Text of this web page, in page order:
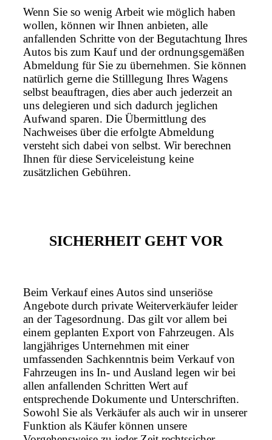
Wenn Sie so wenig Arbeit wie möglich haben
wollen, können wir Ihnen anbieten, alle
anfallenden Schritte von der Begutachtung Ihres
Autos bis zum Kauf und der ordnungsgemäßen
Abmeldung für Sie zu übernehmen. Sie können
natürlich gerne die Stilllegung Ihres Wagens
selbst beauftragen, dies aber auch jederzeit an
uns delegieren und sich dadurch jeglichen
Aufwand sparen. Die Übermittlung des
Nachweises über die erfolgte Abmeldung
versteht sich dabei von selbst. Wir berechnen
Ihnen für diese Serviceleistung keine
zusätzlichen Gebühren.
SICHERHEIT GEHT VOR
Beim Verkauf eines Autos sind unseriöse
Angebote durch private Weiterverkäufer leider
an der Tagesordnung. Das gilt vor allem bei
einem geplanten Export von Fahrzeugen. Als
langjähriges Unternehmen mit einer
umfassenden Sachkenntnis beim Verkauf von
Fahrzeugen ins In- und Ausland legen wir bei
allen anfallenden Schritten Wert auf
entsprechende Dokumente und Unterschriften.
Sowohl Sie als Verkäufer als auch wir in unserer
Funktion als Käufer können unsere